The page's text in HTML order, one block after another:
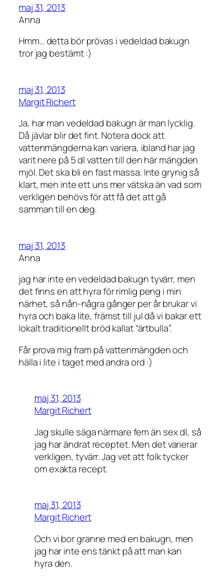
maj 31, 2013
Anna
Hmm… detta bör prövas i vedeldad bakugn
tror jag bestämt :)
maj 31, 2013
Margit Richert
Ja, har man vedeldad bakugn är man lycklig.
Då jävlar blir det fint. Notera dock att
vattenmängderna kan variera, ibland har jag
varit nere på 5 dl vatten till den här mängden
mjöl. Det ska bli en fast massa. Inte grynig så
klart, men inte ett uns mer vätska än vad som
verkligen behövs för att få det att gå
samman till en deg.
maj 31, 2013
Anna
jag har inte en vedeldad bakugn tyvärr, men
det finns en att hyra för rimlig peng i min
närhet, så nån-några gånger per år brukar vi
hyra och baka lite, främst till jul då vi bakar ett
lokalt traditionellt bröd kallat “ärtbulla”.
Får prova mig fram på vattenmängden och
hälla i lite i taget med andra ord :)
maj 31, 2013
Margit Richert
Jag skulle säga närmare fem än sex dl, så
jag har ändrat receptet. Men det varierar
verkligen, tyvärr. Jag vet att folk tycker
om exakta recept.
maj 31, 2013
Margit Richert
Och vi bor granne med en bakugn, men
jag har inte ens tänkt på att man kan
hyra den.